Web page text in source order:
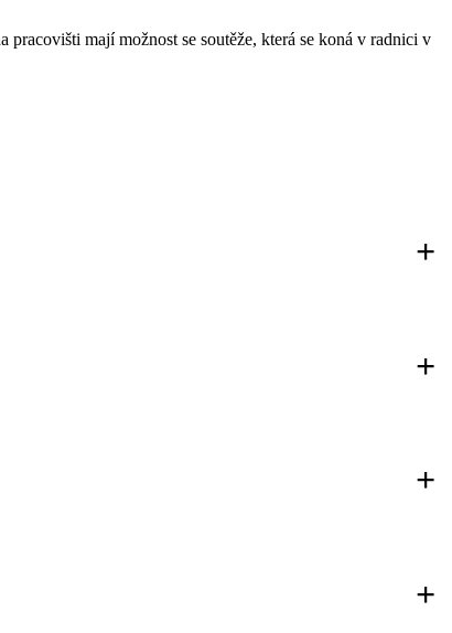
mají možnost se soutěže, která se koná v radnici v
+
+
+
+